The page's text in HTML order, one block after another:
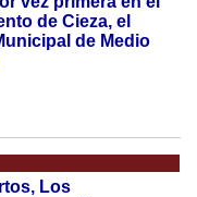
de Cieza, el
de Medio
Los